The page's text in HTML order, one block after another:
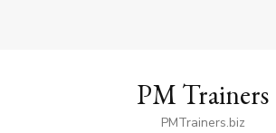
PM Trainers
PMTrainers.biz